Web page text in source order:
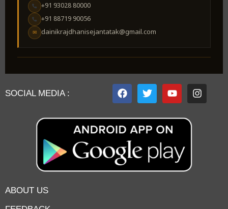
+91 93028 80000
+91 88719 90056
✉ dainikrajdhanisejantatak@gmail.com
SOCIAL MEDIA :
ABOUT US